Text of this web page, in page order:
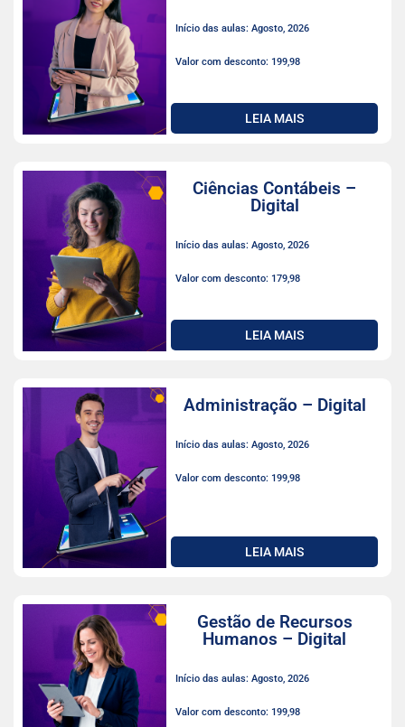
Início das aulas: Agosto, 2026
Valor com desconto: 199,98
LEIA MAIS
Ciências Contábeis –
Digital
Início das aulas: Agosto, 2026
Valor com desconto: 179,98
LEIA MAIS
Administração – Digital
Início das aulas: Agosto, 2026
Valor com desconto: 199,98
LEIA MAIS
Gestão de Recursos
Humanos – Digital
Início das aulas: Agosto, 2026
Valor com desconto: 199,98